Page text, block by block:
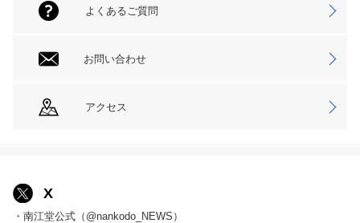
よくあるご質問
お問い合わせ
アクセス
X
・南江堂公式（@nankodo_NEWS）